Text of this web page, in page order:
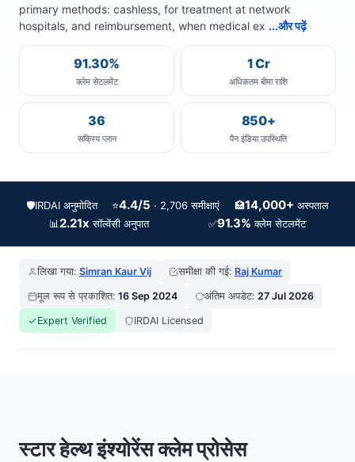
primary methods: cashless, for treatment at network
hospitals, and reimbursement, when medical ex ...और पढ़ें
91.30%
क्लेम सेटलमेंट
1 Cr
अधिकतम बीमा राशि
36
सक्रिय प्लान
850+
पैन इंडिया उपस्थिति
🛡️IRDAI अनुमोदित ⭐4.4/5 · 2,706 समीक्षाएं 🏥14,000+ अस्पताल
📊2.21x सॉल्वेंसी अनुपात ✅91.3% क्लेम सेटलमेंट
लिखा गया: Simran Kaur Vij समीक्षा की गई: Raj Kumar
मूल रूप से प्रकाशित: 16 Sep 2024 अंतिम अपडेट: 27 Jul 2026
Expert Verified IRDAI Licensed
स्टार हेल्थ इंश्योरेंस क्लेम प्रोसेस